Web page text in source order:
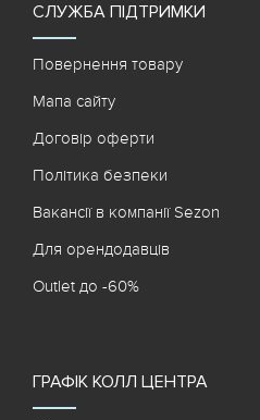
СЛУЖБА ПІДТРИМКИ
Повернення товару
Мапа сайту
Договір оферти
Політика безпеки
Вакансії в компанії Sezon
Для орендодавців
Outlet до -60%
ГРАФІК КОЛЛ ЦЕНТРА